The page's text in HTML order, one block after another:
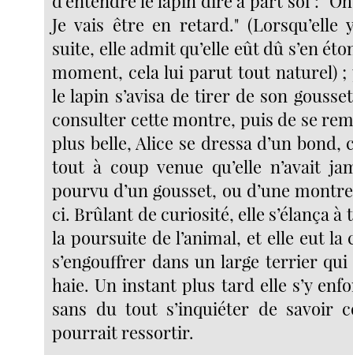
Je vais être en retard." (Lorsqu’elle
suite, elle admit qu’elle eût dû s’en
moment, cela lui parut tout naturel)
le lapin s’avisa de tirer de son
consulter cette montre, puis de se
plus belle, Alice se dressa d’un bond,
tout à coup venue qu’elle n’avait
pourvu d’un gousset, ou d’une
ci. Brûlant de curiosité, elle s’élança à
la poursuite de l’animal, et elle eut la
s’engouffrer dans un large terrier qui
haie. Un instant plus tard elle s’y
sans du tout s’inquiéter de savoir
pourrait ressortir.